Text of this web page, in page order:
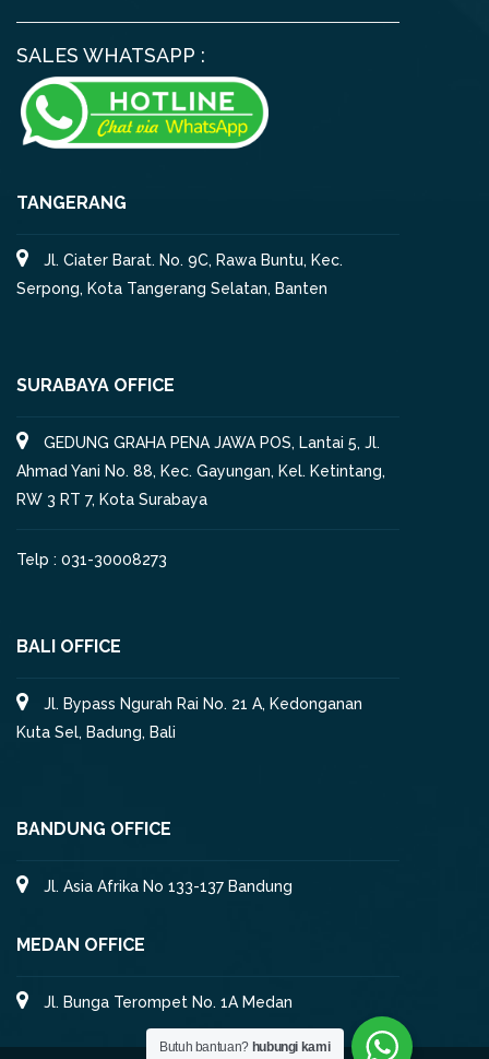
SALES WHATSAPP :
TANGERANG
Jl. Ciater Barat. No. 9C, Rawa Buntu, Kec.
Serpong, Kota Tangerang Selatan, Banten
SURABAYA OFFICE
GEDUNG GRAHA PENA JAWA POS, Lantai 5, Jl.
Ahmad Yani No. 88, Kec. Gayungan, Kel. Ketintang,
RW 3 RT 7, Kota Surabaya
Telp : 031-30008273
BALI OFFICE
Jl. Bypass Ngurah Rai No. 21 A, Kedonganan
Kuta Sel, Badung, Bali
BANDUNG OFFICE
Jl. Asia Afrika No 133-137 Bandung
MEDAN OFFICE
Jl. Bunga Terompet No. 1A Medan
Butuh bantuan? hubungi kami